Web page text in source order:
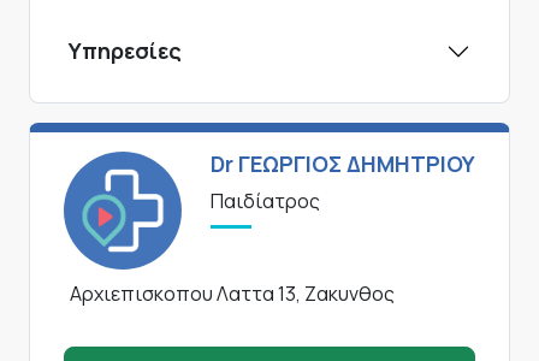
Υπηρεσίες
Dr ΓΕΩΡΓΙΟΣ ΔΗΜΗΤΡΙΟΥ
Παιδίατρος
Αρχιεπισκοπου Λαττα 13, Ζακυνθος